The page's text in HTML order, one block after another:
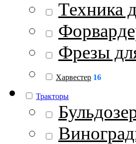
Техника
Фрезы
Харвестер 16
Тракторы